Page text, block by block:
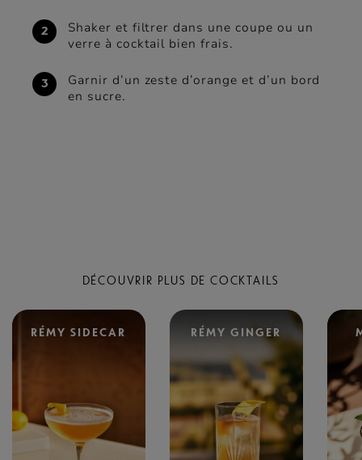
Shaker et filtrer dans une coupe ou un
verre à cocktail bien frais.
Garnir d’un zeste d’orange et d’un bord
en sucre.
DÉCOUVRIR PLUS DE COCKTAILS
RÉMY SIDECAR RÉMY GINGER